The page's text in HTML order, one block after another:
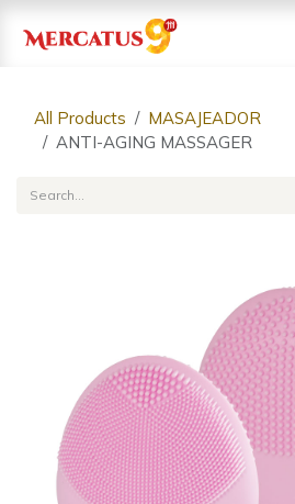
All Products
MASAJEADOR
ANTI-AGING MASSAGER